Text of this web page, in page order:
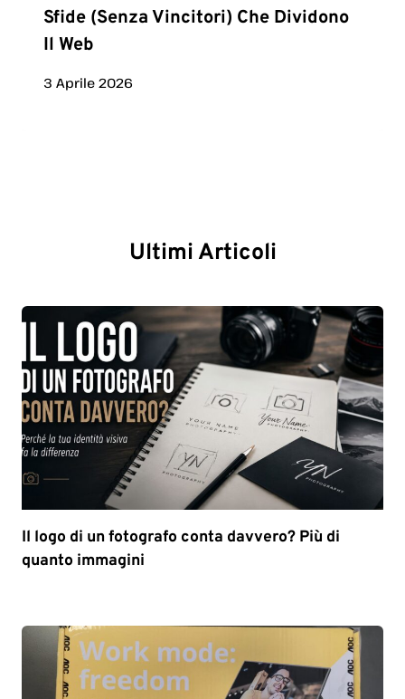
Sfide (senza Vincitori) Che Dividono
Il Web
3 Aprile 2026
Ultimi Articoli
Il logo di un fotografo conta davvero? Più di
quanto immagini